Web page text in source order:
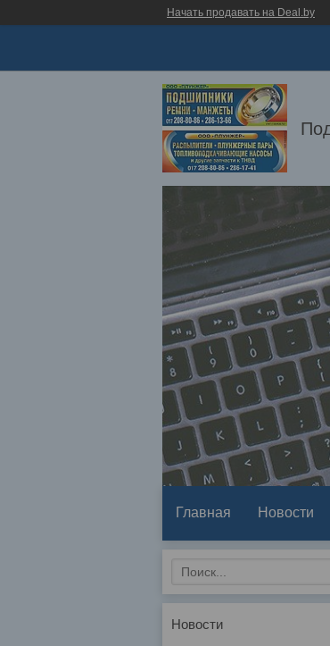
Начать продавать на Deal.by
Главная Новости
Новости